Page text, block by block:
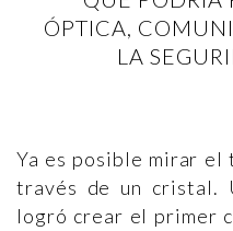
ÓPTICA,
LA
Ya es posible mirar el
través de un cristal.
logró crear el primer